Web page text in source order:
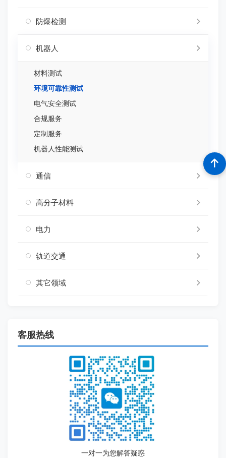
防爆检测
机器人
材料测试
环境可靠性测试
电气安全测试
合规服务
定制服务
机器人性能测试
通信
高分子材料
电力
轨道交通
其它领域
客服热线
一对一为您解答疑惑